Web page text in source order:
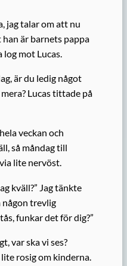
jag talar om att nu
är barnets pappa
log mot Lucas.
är du ledig något
Lucas tittade på
veckan och
så måndag till
lite nervöst.
kväll?” Jag tänkte
någon trevlig
funkar det för dig?”
var ska vi ses?
rosig om kinderna.